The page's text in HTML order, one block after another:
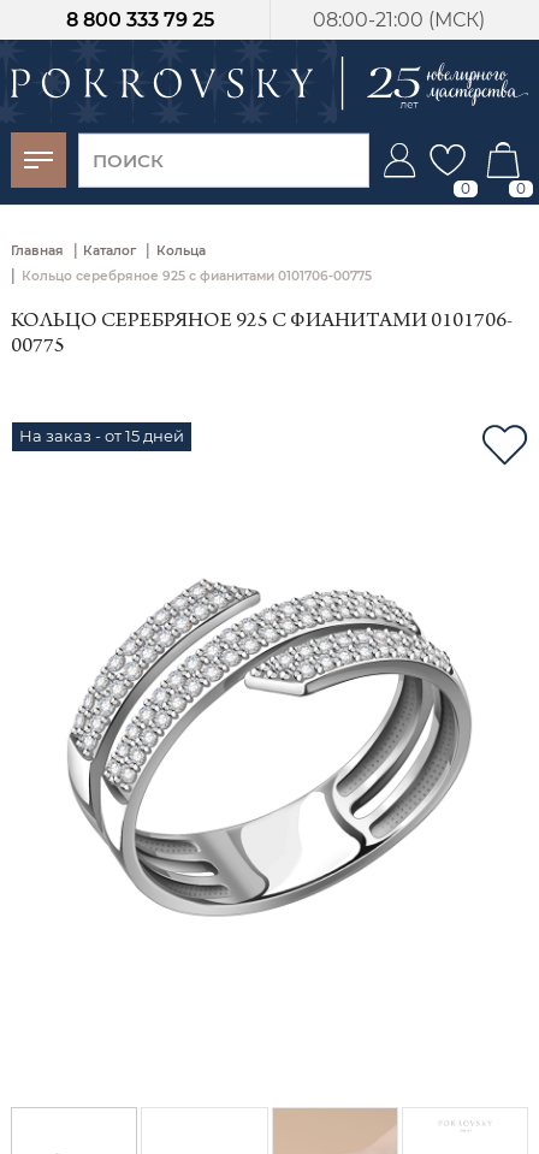
08:00-21:00 (МСК)
8 800 333 79 25
0 0
Главная | Каталог | Кольца
| Кольцо серебряное 925 с фианитами 0101706-00775
КОЛЬЦО СЕРЕБРЯНОЕ 925 С ФИАНИТАМИ 0101706-
00775
На заказ - от 15 дней
-30%
от 15 дней с
момента оплаты